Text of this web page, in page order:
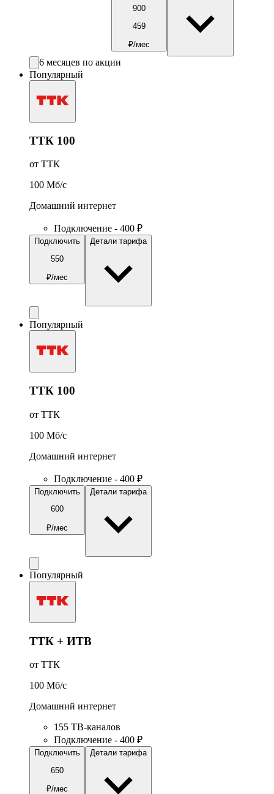
900
459
₽/мес
6 месяцев по акции
Популярный
ТТК 100
от ТТК
100 Мб/c
Домашний интернет
Подключение - 400 ₽
Подключить
550
₽/мес
Детали тарифа
Популярный
ТТК 100
от ТТК
100 Мб/c
Домашний интернет
Подключение - 400 ₽
Подключить
600
₽/мес
Детали тарифа
Популярный
ТТК + ИТВ
от ТТК
100 Мб/c
Домашний интернет
155 ТВ-каналов
Подключение - 400 ₽
Подключить
650
₽/мес
Детали тарифа